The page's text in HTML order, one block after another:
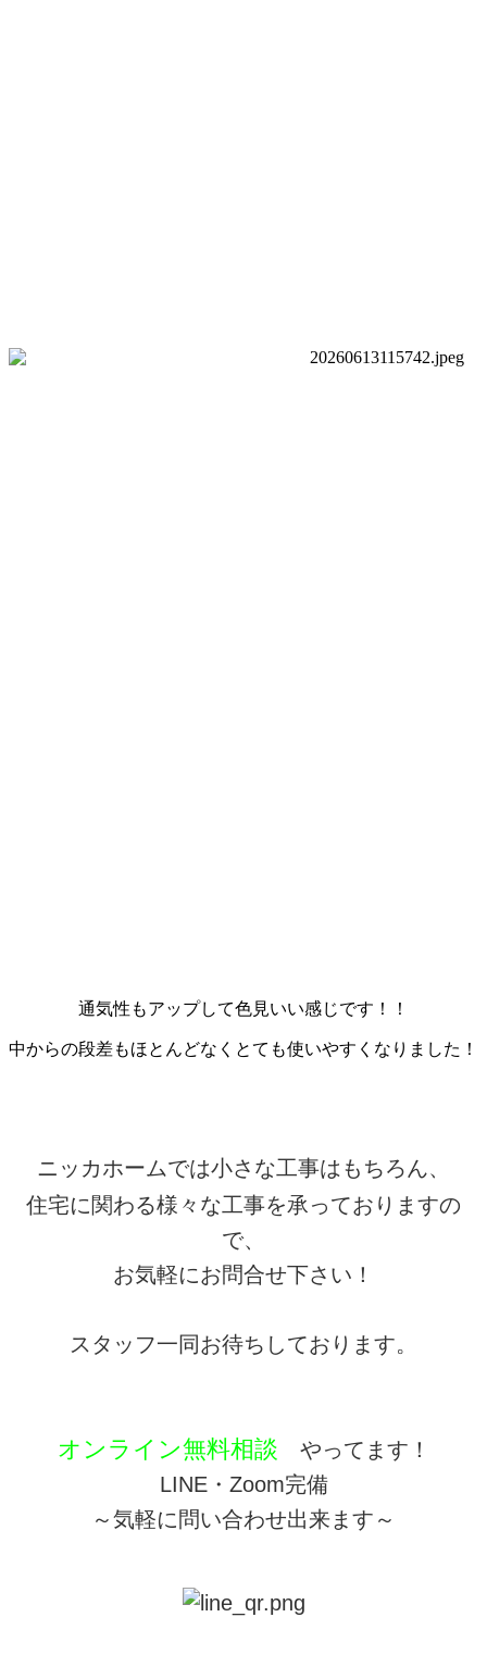
通気性もアップして色見いい感じです！！
中からの段差もほとんどなくとても使いやすくなりました！
ニッカホームでは小さな工事はもちろん、
住宅に関わる様々な工事を承っておりますの
で、
お気軽にお問合せ下さい！
スタッフ一同お待ちしております。
オンライン無料相談
やってます！
LINE・Zoom完備
～気軽に問い合わせ出来ます～